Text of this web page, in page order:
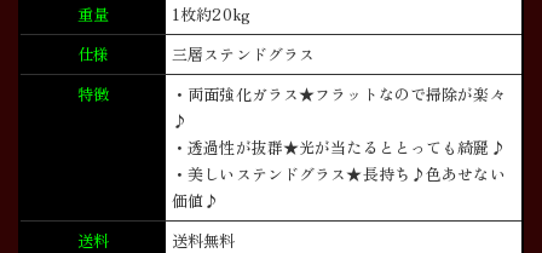
重量
1枚約20kg
仕様
三層ステンドグラス
特徴
・両面強化ガラス★フラットなので掃除が楽々
♪
・透過性が抜群★光が当たるととっても綺麗♪
・美しいステンドグラス★長持ち♪色あせない
価値♪
送料
送料無料